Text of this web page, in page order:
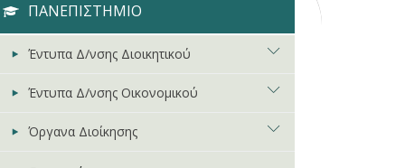
ΠΑΝΕΠΙΣΤΗΜΙΟ
Έντυπα Δ/νσης Διοικητικού
Αιτήσεις - Άδειες - Λοιπά
Νομοθεσία
Έντυπα Δ/νσης Οικονομικού
Διάφορα Έντυπα
Όργανα Διοίκησης